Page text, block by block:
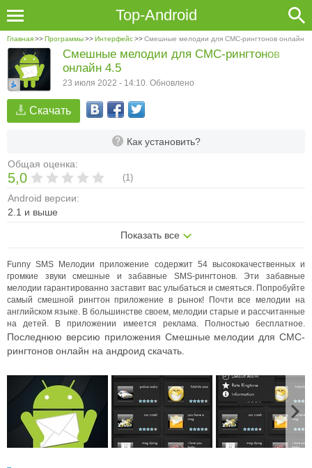
Top-Android
Главная>>Программы>>Интерфейс>>Смешные мелодии для СМС-рингтонов онлайн
Скачать
Как установить?
Общая оценка:
5,0 (1)
Android версии:
2.1 и выше
Показать все
Смешные мелодии для СМС-рингтонов
онлайн 4.5
23 июля 2022 - 14:10. Обновлено
Funny SMS Мелодии приложение содержит 54 высококачественных и
громкие звуки смешные и забавные SMS-рингтонов. Эти забавные
мелодии гарантированно заставит вас улыбаться и смеяться. Попробуйте
самый смешной рингтон приложение в рынок! Почти все мелодии на
английском языке. В большинстве своем, мелодии старые и рассчитанные
на детей. В приложении имеется реклама. Полностью бесплатное.
Последнюю версию приложения Смешные мелодии для СМС-
рингтонов онлайн на андроид скачать.